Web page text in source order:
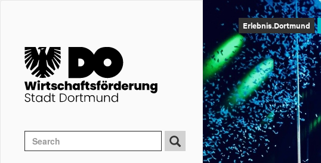
Suche
Search Search
Erlebnis.Dortmund
Image